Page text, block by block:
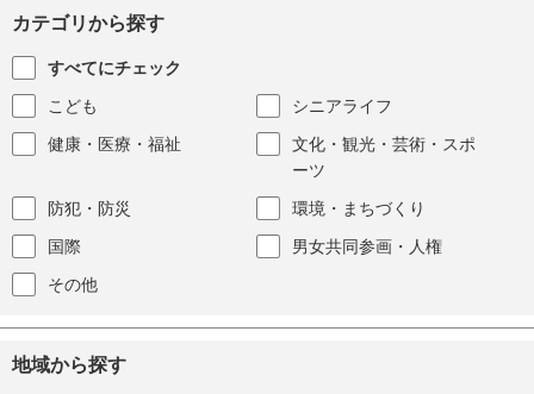
カテゴリから探す
すべてにチェック
こども
シニアライフ
健康・医療・福祉
文化・観光・芸術・スポ
ーツ
防犯・防災
環境・まちづくり
国際
男女共同参画・人権
その他
地域から探す